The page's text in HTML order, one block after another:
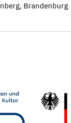
Brandenburg